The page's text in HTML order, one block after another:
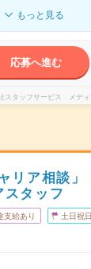
もっと見る
応募へ進む
スタッフサービス メディ
リア相談
タッフ
支給あり 土日祝